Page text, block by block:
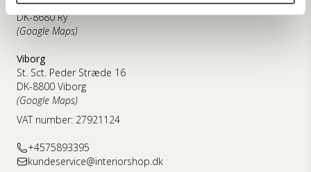
Kyhnsvej 6
DK-8680 Ry
(Google Maps)
Viborg
St. Sct. Peder Stræde 16
DK-8800 Viborg
(Google Maps)
VAT number: 27921124
+4575893395
kundeservice@interiorshop.dk